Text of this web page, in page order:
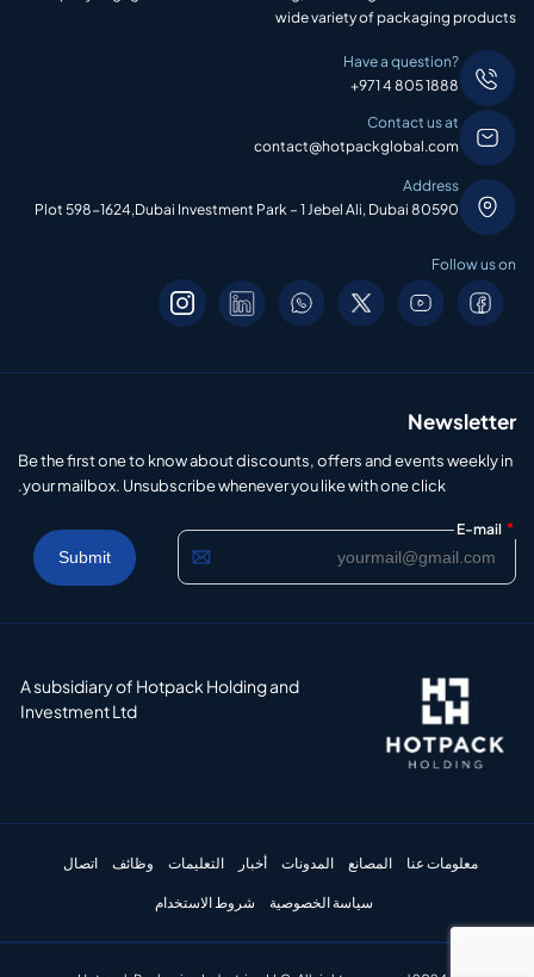
wide variety of packaging products
Have a question?
+971 4 805 1888
Contact us at
contact@hotpackglobal.com
Address
Plot 598-1624,Dubai Investment Park – 1 Jebel Ali, Dubai 80590
Follow us on
Newsletter
Be the first one to know about discounts, offers and events weekly in
your mailbox. Unsubscribe whenever you like with one click.
E-mail *
A subsidiary of Hotpack Holding and
Investment Ltd
معلومات عنا المصانع المدونات أخبار التعليمات وظائف اتصال
سياسة الخصوصية شروط الاستخدام